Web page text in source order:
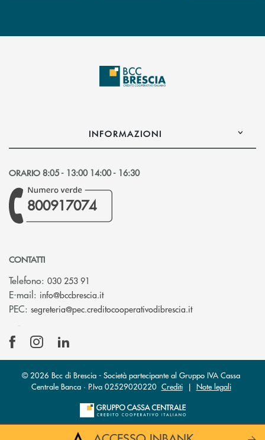
INFORMAZIONI
ORARIO 8:05 - 13:00 14:00 - 16:30
800917074
CONTATTI
Telefono: 030 253 91
E-mail: info@bccbrescia.it(si apre l’app di posta elettronica)
PEC: segreteria@pec.creditocooperativodibrescia.it(si apre l’app di
© 2026 Bcc di Brescia - Società partecipante al Gruppo IVA Cassa
Centrale Banca · P.Iva 02529020220 Crediti| Note legali